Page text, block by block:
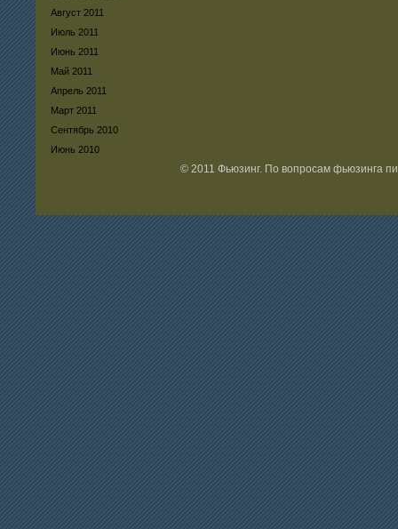
Август 2011
Июль 2011
Июнь 2011
Май 2011
Апрель 2011
Март 2011
Сентябрь 2010
Июнь 2010
© 2011 Фьюзинг. По вопросам фьюзинга